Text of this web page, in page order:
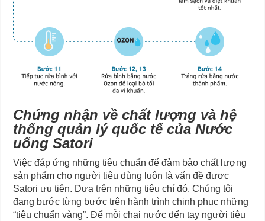
Chứng nhận về chất lượng và hệ
thống quản lý quốc tế của Nước
uống Satori
Việc đáp ứng những tiêu chuẩn để đảm bảo chất lượng
sản phẩm cho người tiêu dùng luôn là vấn đề được
Satori ưu tiên. Dựa trên những tiêu chí đó. Chúng tôi
đang bước từng bước trên hành trình chinh phục những
“tiêu chuẩn vàng”. Để mỗi chai nước đến tay người tiêu